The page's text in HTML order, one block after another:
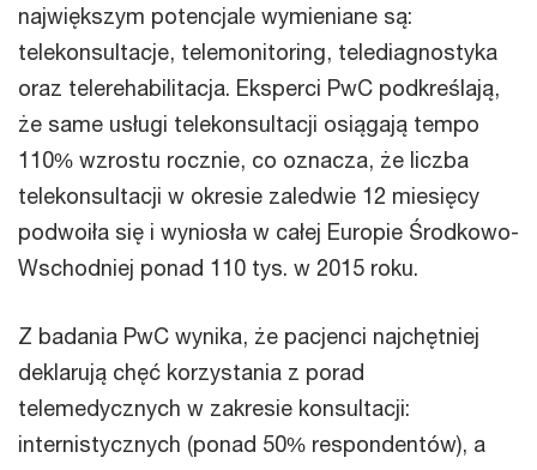
największym potencjale wymieniane są:
telekonsultacje, telemonitoring, telediagnostyka
oraz telerehabilitacja. Eksperci PwC podkreślają,
że same usługi telekonsultacji osiągają tempo
110% wzrostu rocznie, co oznacza, że liczba
telekonsultacji w okresie zaledwie 12 miesięcy
podwoiła się i wyniosła w całej Europie Środkowo-
Wschodniej ponad 110 tys. w 2015 roku.
Z badania PwC wynika, że pacjenci najchętniej
deklarują chęć korzystania z porad
telemedycznych w zakresie konsultacji:
internistycznych (ponad 50% respondentów), a